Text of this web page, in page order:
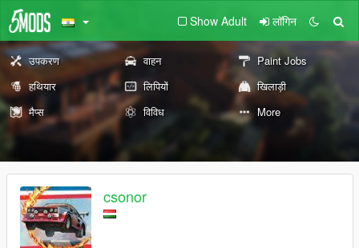
Show Adult लॉगिन
उपकरण वाहन
Paint Jobs
हथियार
लिपियों
खिलाड़ी
मैप्स
विविध More
csonor